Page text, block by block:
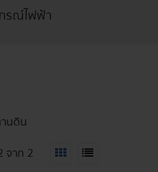
นดิน
จาก 2